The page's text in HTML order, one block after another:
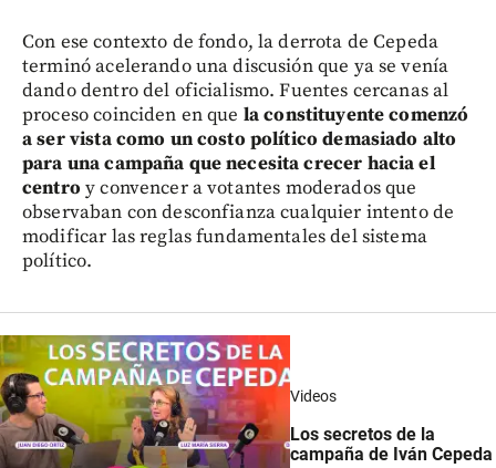
Con ese contexto de fondo, la derrota de Cepeda
terminó acelerando una discusión que ya se venía
dando dentro del oficialismo. Fuentes cercanas al
proceso coinciden en que la constituyente comenzó
a ser vista como un costo político demasiado alto
para una campaña que necesita crecer hacia el
centro y convencer a votantes moderados que
observaban con desconfianza cualquier intento de
modificar las reglas fundamentales del sistema
político.
Videos
Los secretos de la
campaña de Iván Cepeda